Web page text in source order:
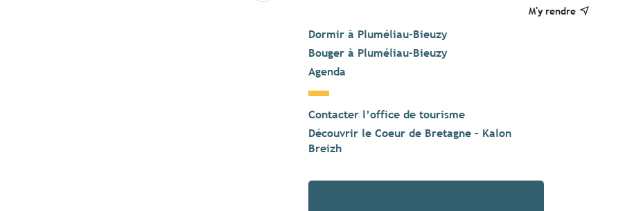
M'y rendre
Dormir à Pluméliau-Bieuzy
Bouger à Pluméliau-Bieuzy
Agenda
Contacter l’office de tourisme
Découvrir le Coeur de Bretagne – Kalon
Breizh